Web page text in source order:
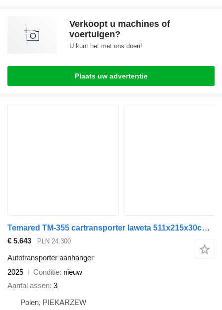
Verkoopt u machines of
voertuigen?
U kunt het met ons doen!
Plaats uw advertentie
Temared TM-355 cartransporter laweta 511x215x30cm Universal 5121/3 lawet
€ 5.643 PLN 24.300
Autotransporter aanhanger
2025
Conditie nieuw
Aantal assen 3
Polen, PIEKARZEW